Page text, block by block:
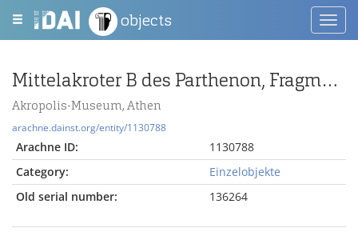
objects
Mittelakroter B des Parthenon, Fragment vom Caulis
Akropolis-Museum, Athen
arachne.dainst.org/entity/1130788
Arachne ID:
1130788
Category:
Einzelobjekte
Old serial number:
136264